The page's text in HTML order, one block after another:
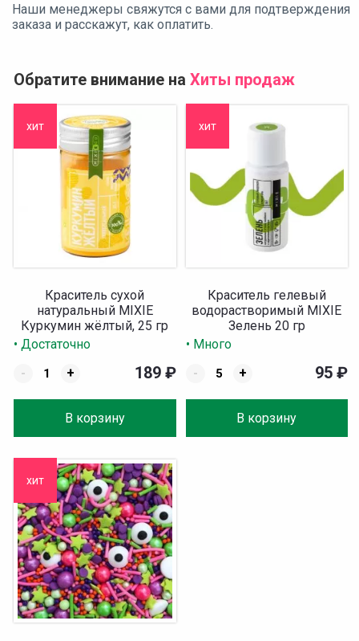
Наши менеджеры свяжутся с вами для подтверждения
заказа и расскажут, как оплатить.
Обратите внимание на Хиты продаж
хит
Краситель сухой
натуральный MIXIE
Куркумин жёлтый, 25 гр
• Достаточно
-
+
В корзину
189 ₽
хит
Краситель гелевый
водорастворимый MIXIE
Зелень 20 гр
• Много
-
+
В корзину
95 ₽
хит